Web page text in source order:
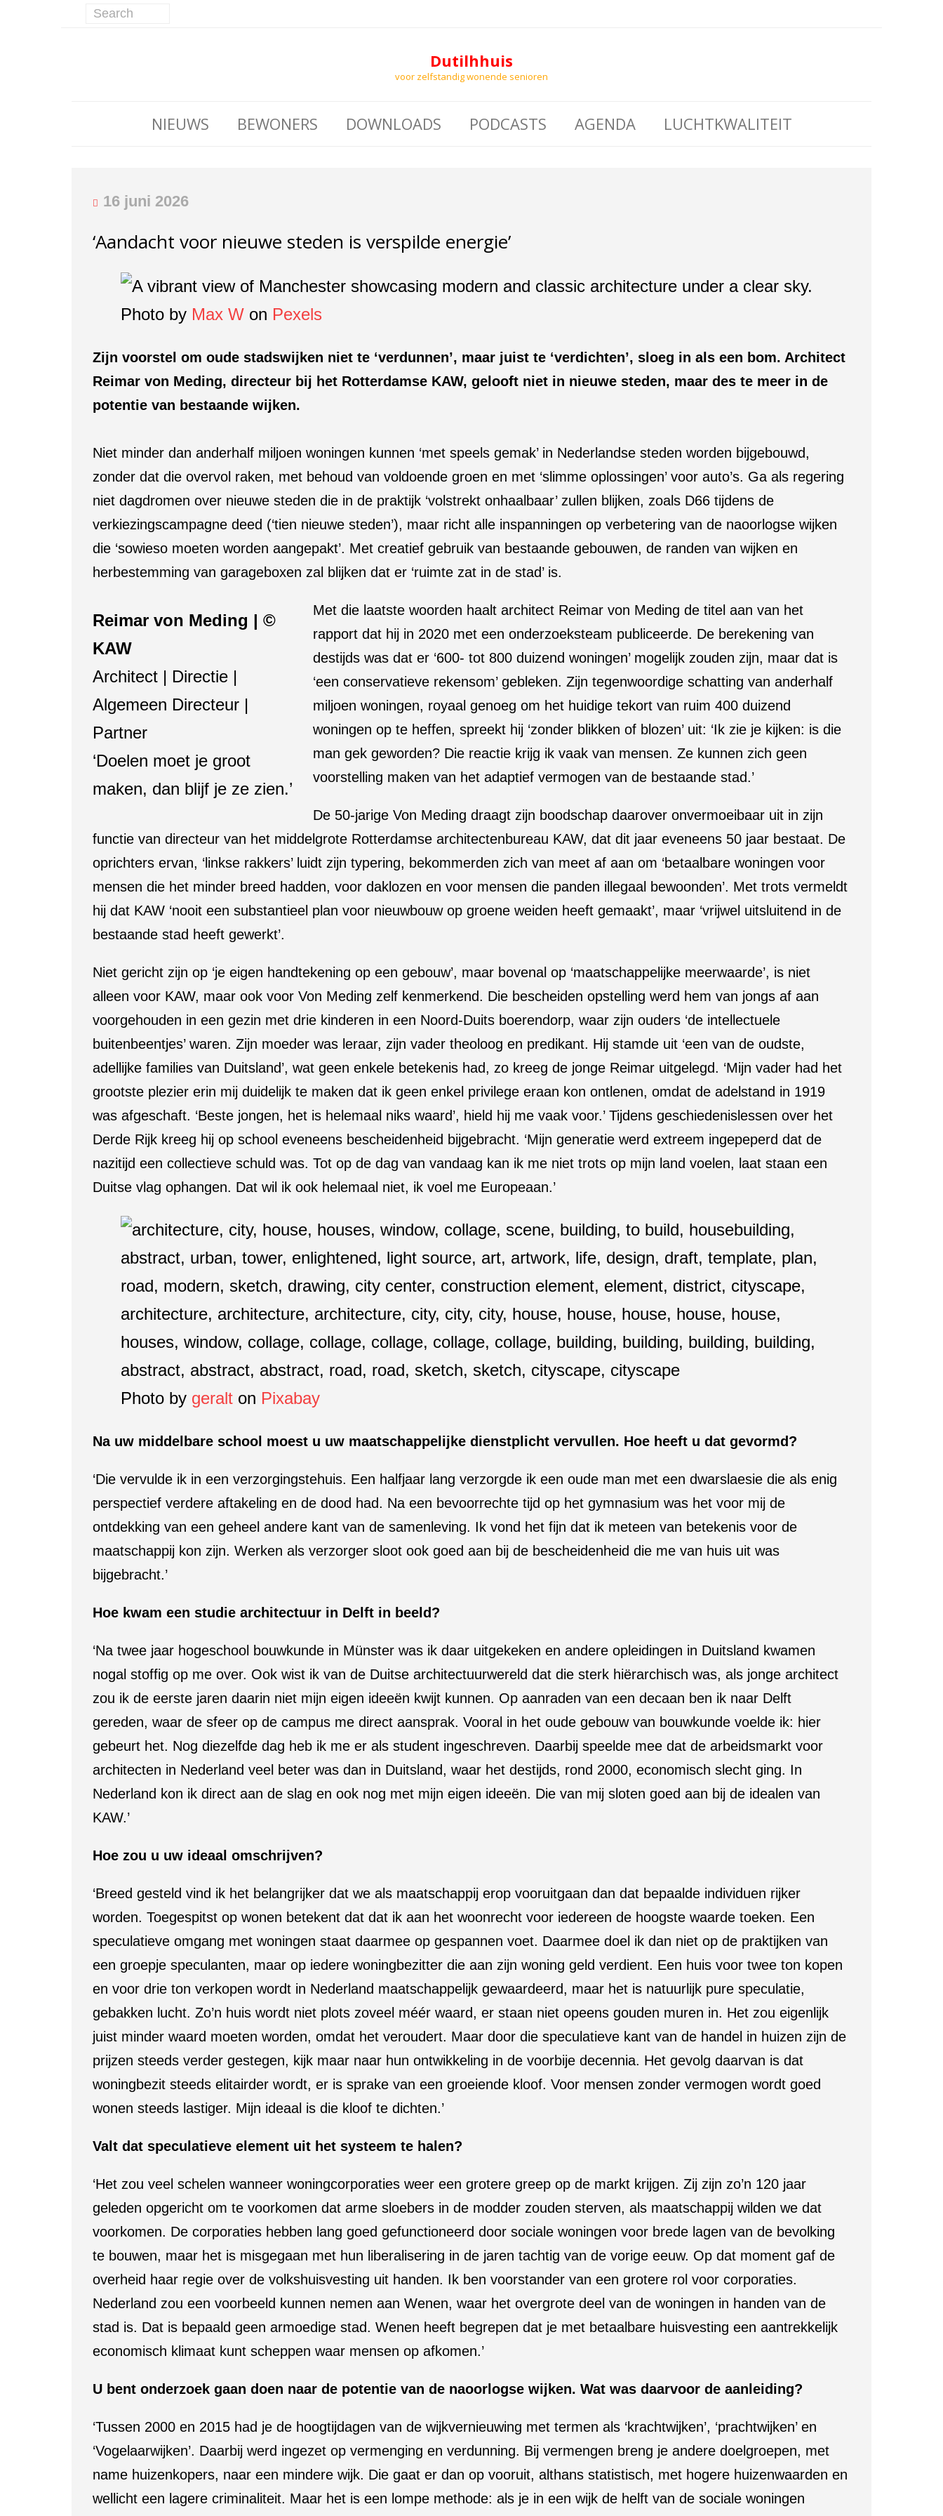
Dutilhhuis
voor zelfstandig wonende senioren
NIEUWS BEWONERS DOWNLOADS PODCASTS AGENDA LUCHTKWALITEIT
16 juni 2026
‘Aandacht voor nieuwe steden is verspilde energie’
Photo by Max W on Pexels
Zijn voorstel om oude stadswijken niet te ‘verdunnen’, maar juist te ‘verdichten’, sloeg in als een bom. Architect
Reimar von Meding, directeur bij het Rotterdamse KAW, gelooft niet in nieuwe steden, maar des te meer in de
potentie van bestaande wijken.
Niet minder dan anderhalf miljoen woningen kunnen ‘met speels gemak’ in Nederlandse steden worden bijgebouwd,
zonder dat die overvol raken, met behoud van voldoende groen en met ‘slimme oplossingen’ voor auto’s. Ga als regering
niet dagdromen over nieuwe steden die in de praktijk ‘volstrekt onhaalbaar’ zullen blijken, zoals D66 tijdens de
verkiezingscampagne deed (‘tien nieuwe steden’), maar richt alle inspanningen op verbetering van de naoorlogse wijken
die ‘sowieso moeten worden aangepakt’. Met creatief gebruik van bestaande gebouwen, de randen van wijken en
herbestemming van garageboxen zal blijken dat er ‘ruimte zat in de stad’ is.
Reimar von Meding | ©
KAW
Architect | Directie |
Algemeen Directeur |
Partner
‘Doelen moet je groot
maken, dan blijf je ze zien.’
Met die laatste woorden haalt architect Reimar von Meding de titel aan van het
rapport dat hij in 2020 met een onderzoeksteam publiceerde. De berekening van
destijds was dat er ‘600- tot 800 duizend woningen’ mogelijk zouden zijn, maar dat is
‘een conservatieve rekensom’ gebleken. Zijn tegenwoordige schatting van anderhalf
miljoen woningen, royaal genoeg om het huidige tekort van ruim 400 duizend
woningen op te heffen, spreekt hij ‘zonder blikken of blozen’ uit: ‘Ik zie je kijken: is die
man gek geworden? Die reactie krijg ik vaak van mensen. Ze kunnen zich geen
voorstelling maken van het adaptief vermogen van de bestaande stad.’
De 50-jarige Von Meding draagt zijn boodschap daarover onvermoeibaar uit in zijn
functie van directeur van het middelgrote Rotterdamse architectenbureau KAW, dat dit jaar eveneens 50 jaar bestaat. De
oprichters ervan, ‘linkse rakkers’ luidt zijn typering, bekommerden zich van meet af aan om ‘betaalbare woningen voor
mensen die het minder breed hadden, voor daklozen en voor mensen die panden illegaal bewoonden’. Met trots vermeldt
hij dat KAW ‘nooit een substantieel plan voor nieuwbouw op groene weiden heeft gemaakt’, maar ‘vrijwel uitsluitend in de
bestaande stad heeft gewerkt’.
Niet gericht zijn op ‘je eigen handtekening op een gebouw’, maar bovenal op ‘maatschappelijke meerwaarde’, is niet
alleen voor KAW, maar ook voor Von Meding zelf kenmerkend. Die bescheiden opstelling werd hem van jongs af aan
voorgehouden in een gezin met drie kinderen in een Noord-Duits boerendorp, waar zijn ouders ‘de intellectuele
buitenbeentjes’ waren. Zijn moeder was leraar, zijn vader theoloog en predikant. Hij stamde uit ‘een van de oudste,
adellijke families van Duitsland’, wat geen enkele betekenis had, zo kreeg de jonge Reimar uitgelegd. ‘Mijn vader had het
grootste plezier erin mij duidelijk te maken dat ik geen enkel privilege eraan kon ontlenen, omdat de adelstand in 1919
was afgeschaft. ‘Beste jongen, het is helemaal niks waard’, hield hij me vaak voor.’ Tijdens geschiedenislessen over het
Derde Rijk kreeg hij op school eveneens bescheidenheid bijgebracht. ‘Mijn generatie werd extreem ingepeperd dat de
nazitijd een collectieve schuld was. Tot op de dag van vandaag kan ik me niet trots op mijn land voelen, laat staan een
Duitse vlag ophangen. Dat wil ik ook helemaal niet, ik voel me Europeaan.’
Photo by geralt on Pixabay
Na uw middelbare school moest u uw maatschappelijke dienstplicht vervullen. Hoe heeft u dat gevormd?
‘Die vervulde ik in een verzorgingstehuis. Een halfjaar lang verzorgde ik een oude man met een dwarslaesie die als enig
perspectief verdere aftakeling en de dood had. Na een bevoorrechte tijd op het gymnasium was het voor mij de
ontdekking van een geheel andere kant van de samenleving. Ik vond het fijn dat ik meteen van betekenis voor de
maatschappij kon zijn. Werken als verzorger sloot ook goed aan bij de bescheidenheid die me van huis uit was
bijgebracht.’
Hoe kwam een studie architectuur in Delft in beeld?
‘Na twee jaar hogeschool bouwkunde in Münster was ik daar uitgekeken en andere opleidingen in Duitsland kwamen
nogal stoffig op me over. Ook wist ik van de Duitse architectuurwereld dat die sterk hiërarchisch was, als jonge architect
zou ik de eerste jaren daarin niet mijn eigen ideeën kwijt kunnen. Op aanraden van een decaan ben ik naar Delft
gereden, waar de sfeer op de campus me direct aansprak. Vooral in het oude gebouw van bouwkunde voelde ik: hier
gebeurt het. Nog diezelfde dag heb ik me er als student ingeschreven. Daarbij speelde mee dat de arbeidsmarkt voor
architecten in Nederland veel beter was dan in Duitsland, waar het destijds, rond 2000, economisch slecht ging. In
Nederland kon ik direct aan de slag en ook nog met mijn eigen ideeën. Die van mij sloten goed aan bij de idealen van
KAW.’
Hoe zou u uw ideaal omschrijven?
‘Breed gesteld vind ik het belangrijker dat we als maatschappij erop vooruitgaan dan dat bepaalde individuen rijker
worden. Toegespitst op wonen betekent dat dat ik aan het woonrecht voor iedereen de hoogste waarde toeken. Een
speculatieve omgang met woningen staat daarmee op gespannen voet. Daarmee doel ik dan niet op de praktijken van
een groepje speculanten, maar op iedere woningbezitter die aan zijn woning geld verdient. Een huis voor twee ton kopen
en voor drie ton verkopen wordt in Nederland maatschappelijk gewaardeerd, maar het is natuurlijk pure speculatie,
gebakken lucht. Zo’n huis wordt niet plots zoveel méér waard, er staan niet opeens gouden muren in. Het zou eigenlijk
juist minder waard moeten worden, omdat het veroudert. Maar door die speculatieve kant van de handel in huizen zijn de
prijzen steeds verder gestegen, kijk maar naar hun ontwikkeling in de voorbije decennia. Het gevolg daarvan is dat
woningbezit steeds elitairder wordt, er is sprake van een groeiende kloof. Voor mensen zonder vermogen wordt goed
wonen steeds lastiger. Mijn ideaal is die kloof te dichten.’
Valt dat speculatieve element uit het systeem te halen?
‘Het zou veel schelen wanneer woningcorporaties weer een grotere greep op de markt krijgen. Zij zijn zo’n 120 jaar
geleden opgericht om te voorkomen dat arme sloebers in de modder zouden sterven, als maatschappij wilden we dat
voorkomen. De corporaties hebben lang goed gefunctioneerd door sociale woningen voor brede lagen van de bevolking
te bouwen, maar het is misgegaan met hun liberalisering in de jaren tachtig van de vorige eeuw. Op dat moment gaf de
overheid haar regie over de volkshuisvesting uit handen. Ik ben voorstander van een grotere rol voor corporaties.
Nederland zou een voorbeeld kunnen nemen aan Wenen, waar het overgrote deel van de woningen in handen van de
stad is. Dat is bepaald geen armoedige stad. Wenen heeft begrepen dat je met betaalbare huisvesting een aantrekkelijk
economisch klimaat kunt scheppen waar mensen op afkomen.’
U bent onderzoek gaan doen naar de potentie van de naoorlogse wijken. Wat was daarvoor de aanleiding?
‘Tussen 2000 en 2015 had je de hoogtijdagen van de wijkvernieuwing met termen als ‘krachtwijken’, ‘prachtwijken’ en
‘Vogelaarwijken’. Daarbij werd ingezet op vermenging en verdunning. Bij vermengen breng je andere doelgroepen, met
name huizenkopers, naar een mindere wijk. Die gaat er dan op vooruit, althans statistisch, met hogere huizenwaarden en
wellicht een lagere criminaliteit. Maar het is een lompe methode: als je in een wijk de helft van de sociale woningen